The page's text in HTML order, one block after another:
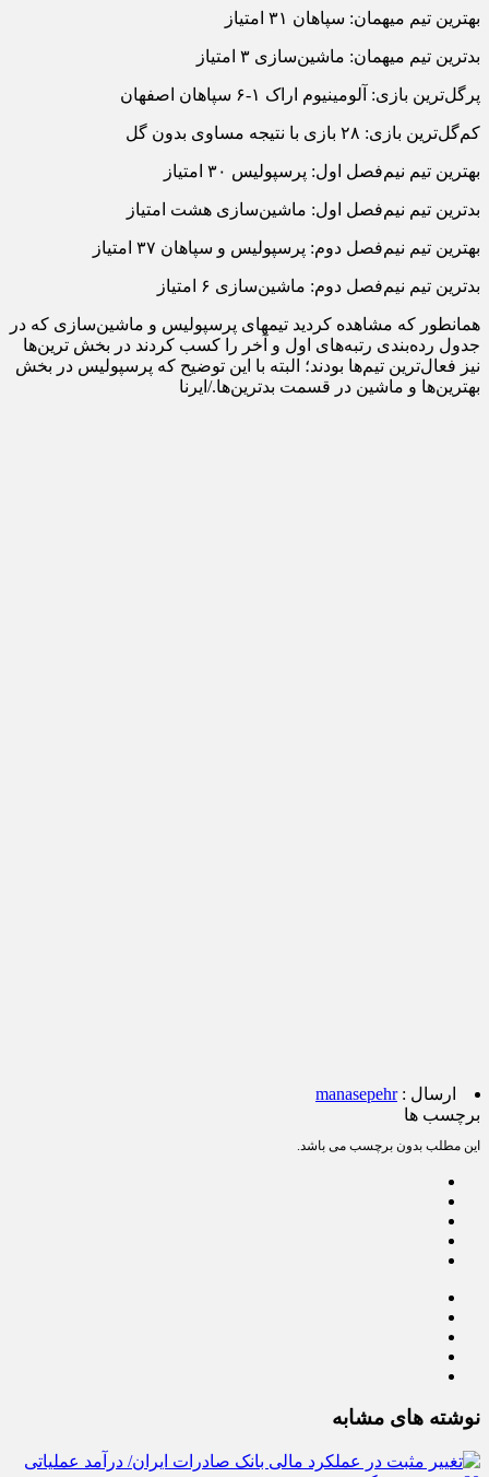
بهترین تیم میهمان: سپاهان ۳۱ امتیاز
بدترین تیم میهمان: ماشین‌سازی ۳ امتیاز
پرگل‌ترین بازی: آلومینیوم اراک ۱-۶ سپاهان اصفهان
کم‌گل‌ترین بازی: ۲۸ بازی با نتیجه مساوی بدون گل
بهترین تیم نیم‌فصل اول: پرسپولیس ۳۰ امتیاز
بدترین تیم نیم‌فصل اول: ماشین‌سازی هشت امتیاز
بهترین تیم نیم‌فصل دوم: پرسپولیس و سپاهان ۳۷ امتیاز
بدترین تیم‌ نیم‌فصل دوم: ماشین‌سازی ۶ امتیاز
همانطور که مشاهده کردید تیمهای پرسپولیس و ماشین‌سازی که در
جدول رده‌بندی رتبه‌های اول و آخر را کسب کردند در بخش ترین‌ها
نیز فعال‌ترین تیم‌ها بودند؛ البته با این توضیح که پرسپولیس در بخش
بهترین‌ها و ماشین در قسمت بدترین‌ها./ایرنا
ارسال :manasepehr
برچسب ها
این مطلب بدون برچسب می باشد.
نوشته های مشابه